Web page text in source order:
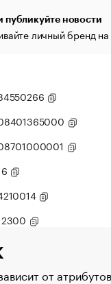
публикуйте новости
личный бренд
от